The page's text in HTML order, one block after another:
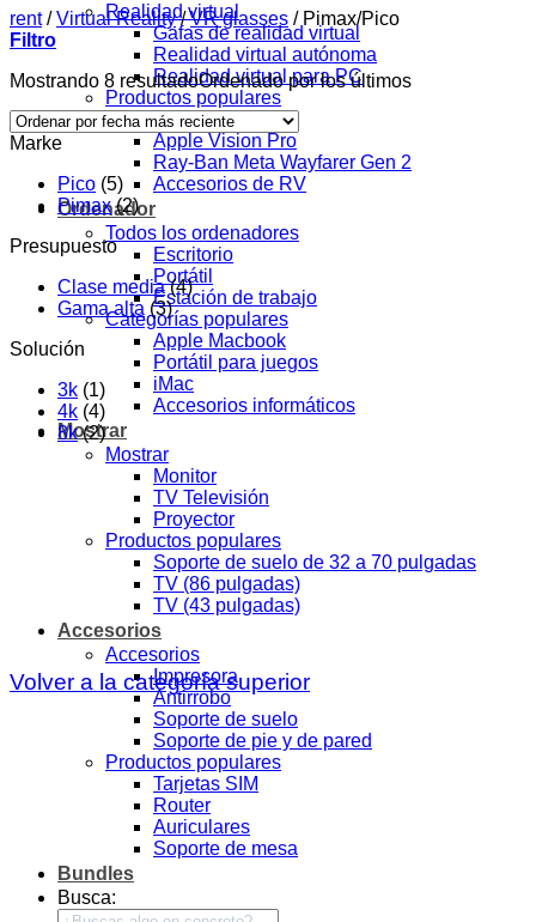
Realidad virtual
Gafas de realidad virtual
Realidad virtual autónoma
Realidad virtual para PC
Productos populares
Meta Quest 3
Apple Vision Pro
Ray-Ban Meta Wayfarer Gen 2
Accesorios de RV
Ordenador
Todos los ordenadores
Escritorio
Portátil
Estación de trabajo
Categorías populares
Apple Macbook
Portátil para juegos
iMac
Accesorios informáticos
Mostrar
Mostrar
Monitor
TV Televisión
Proyector
Productos populares
Soporte de suelo de 32 a 70 pulgadas
TV (86 pulgadas)
TV (43 pulgadas)
Accesorios
Accesorios
Impresora
Antirrobo
Soporte de suelo
Soporte de pie y de pared
Productos populares
Tarjetas SIM
Router
Auriculares
Soporte de mesa
Bundles
Busca:
rent / Virtual Reality / VR glasses /Pimax/Pico
Filtro
Mostrando 8 resultadoOrdenado por los últimos
Marke
Pico (5)
Pimax (2)
Presupuesto
Clase media (4)
Gama alta (3)
Solución
3k (1)
4k (4)
8k (2)
Volver a la categoría superior